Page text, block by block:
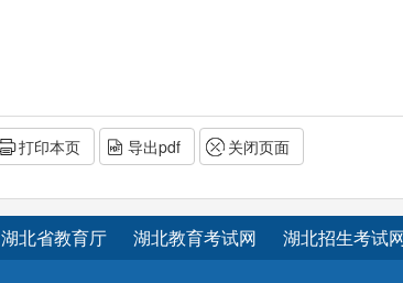
打印本页 导出pdf 关闭页面
湖北省教育厅 湖北教育考试网 湖北招生考试